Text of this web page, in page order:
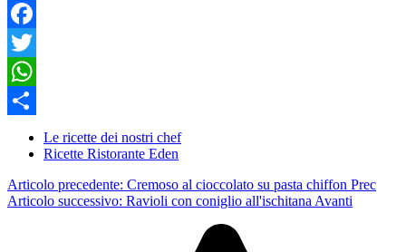
Facebook
Twitter
WhatsApp
Le ricette dei nostri chef
Ricette Ristorante Eden
Articolo precedente: Cremoso al cioccolato su pasta chiffon Prec
Articolo successivo: Ravioli con coniglio all'ischitana Avanti